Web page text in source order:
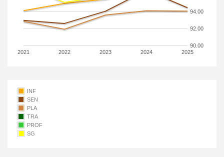
2021 2022 2023 2024 2025
90.00
92.00
94.00
INF
SEN
PLA
TRA
PROF
SG